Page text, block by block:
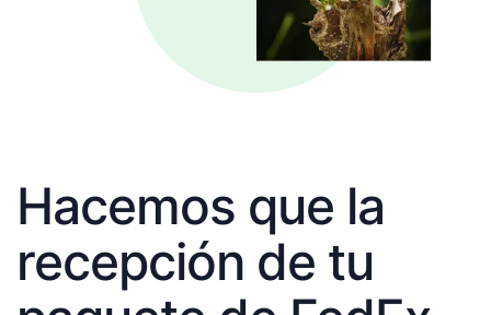
Hacemos que la
recepción de tu